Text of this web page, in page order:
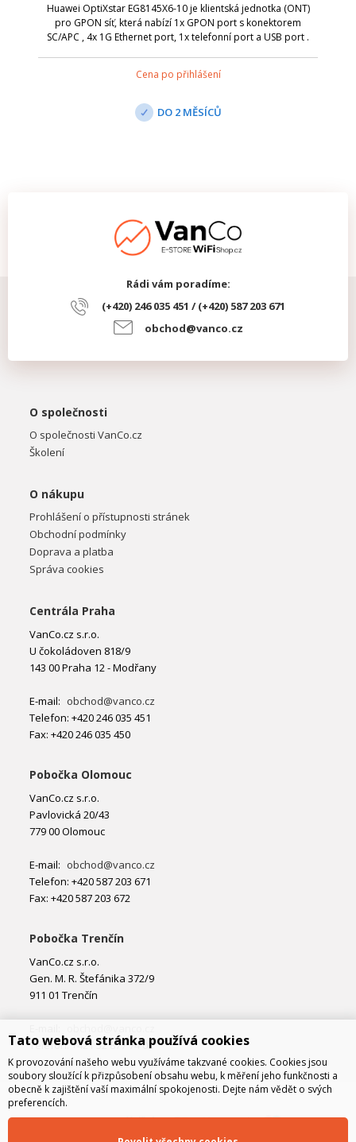
Huawei OptiXstar EG8145X6-10 je klientská jednotka (ONT)
pro GPON síť, která nabízí 1x GPON port s konektorem
SC/APC , 4x 1G Ethernet port, 1x telefonní port a USB port .
Cena po přihlášení
DO 2 MĚSÍCŮ
Rádi vám poradíme:
(+420) 246 035 451 / (+420) 587 203 671
obchod@vanco.cz
O společnosti
O společnosti VanCo.cz
Školení
O nákupu
Prohlášení o přístupnosti stránek
Obchodní podmínky
Doprava a platba
Správa cookies
Centrála Praha
VanCo.cz s.r.o.
U čokoládoven 818/9
143 00 Praha 12 - Modřany
E-mail: obchod@vanco.cz
Telefon: +420 246 035 451
Fax: +420 246 035 450
Pobočka Olomouc
VanCo.cz s.r.o.
Pavlovická 20/43
779 00 Olomouc
E-mail: obchod@vanco.cz
Telefon: +420 587 203 671
Fax: +420 587 203 672
Pobočka Trenčín
VanCo.cz s.r.o.
Gen. M. R. Štefánika 372/9
911 01 Trenčín
Telefon: +421 32 877 74 02
Tato webová stránka používá cookies
K provozování našeho webu využíváme takzvané cookies. Cookies jsou
soubory sloužící k přizpůsobení obsahu webu, k měření jeho funkčnosti a
obecně k zajištění vaší maximální spokojenosti. Dejte nám vědět o svých
preferencích.